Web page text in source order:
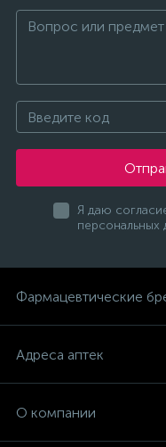
Я даю
персональных
Фармацевтические
Адреса аптек
О компании